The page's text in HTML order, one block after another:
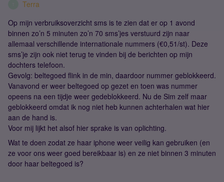
Terra
Op mijn verbruiksoverzicht sms is te zien dat er op 1 avond
binnen zo’n 5 minuten zo’n 70 sms’jes verstuurd zijn naar
allemaal verschillende internationale nummers (€0,51/st). Deze
sms’je zijn ook niet terug te vinden bij de berichten op mijn
dochters telefoon.
Gevolg: beltegoed flink in de min, daardoor nummer geblokkeerd.
Vanavond er weer beltegoed op gezet en toen was nummer
opeens na een tijdje weer gedeblokkeerd. Nu de Sim zelf maar
geblokkeerd omdat ik nog niet heb kunnen achterhalen wat hier
aan de hand is.
Voor mij lijkt het alsof hier sprake is van oplichting.
Wat te doen zodat ze haar iphone weer veilig kan gebruiken (en
ze voor ons weer goed bereikbaar is) en ze niet binnen 3 minuten
door haar beltegoed is?